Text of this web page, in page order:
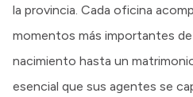
la provincia. Cada oficina
momentos más importantes
nacimiento hasta un
esencial que sus agentes se